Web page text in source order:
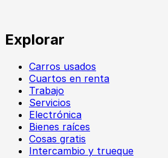
Explorar
Carros usados
Cuartos en renta
Trabajo
Servicios
Electrónica
Bienes raíces
Cosas gratis
Intercambio y trueque